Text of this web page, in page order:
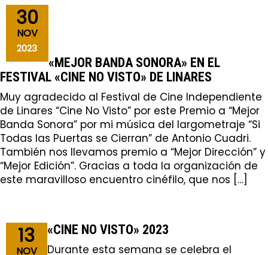
30
NOV
2023
«MEJOR BANDA SONORA» EN EL
FESTIVAL «CINE NO VISTO» DE LINARES
Muy agradecido al Festival de Cine Independiente
de Linares “Cine No Visto” por este Premio a “Mejor
Banda Sonora” por mi música del largometraje “Si
Todas las Puertas se Cierran” de Antonio Cuadri.
También nos llevamos premio a “Mejor Dirección” y
“Mejor Edición”. Gracias a toda la organización de
este maravilloso encuentro cinéfilo, que nos […]
13
NOV
«CINE NO VISTO» 2023
Durante esta semana se celebra el